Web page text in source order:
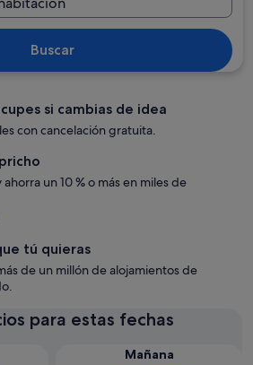
Buscar
si cambias de idea
con cancelación gratuita.
ahorra un 10 % o más en miles de
tú quieras
de un millón de alojamientos de
para estas fechas
Mañana